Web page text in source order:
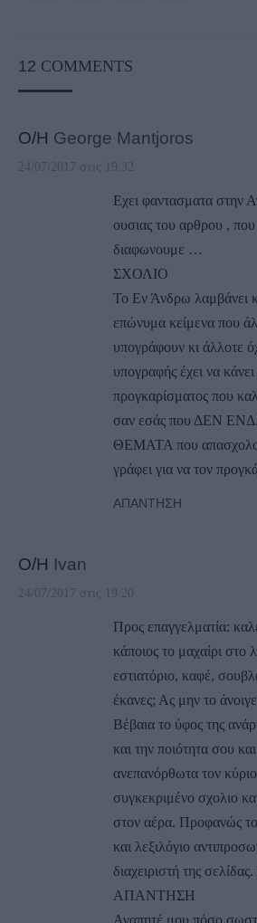
12 COMMENTS
Ο/Η George Mantjoros
24/07/2017 στις 19:32
Εχει φαντασματα στην
ουσιας του αρθρου ,
διαφωνουμε …
ΣΧΟΛΙΟ
Το Εν Άνδρω λαμβάνει
επώνυμα κείμενα που
υπογράφουν κι άλλοτε
υπογραφής έχει να
προγκαρίσματος που
σαν εσάς που ΔΕΝ
ΘΕΜΑΤΑ που
γράφει για να τον
ΑΠΆΝΤΗΣΗ
Ο/Η Ivan
24/07/2017 στις 19:20
Προς επαγγελματία:
κάποιος το μαχαίρι στο
εστιατόριο, καφέ,
έκανες; Ας μην το
Βέβαια το ύφος της
και την ποιότητα σου
ανεπανόρθωτα τον
συγκεκριμένο σχολιο
στον αέρα. Προφανώς
και λεξιλόγιο
διαχειριστή της
ΑΠΑΝΤΗΣΗ
Αγαπητέ μου πόσο